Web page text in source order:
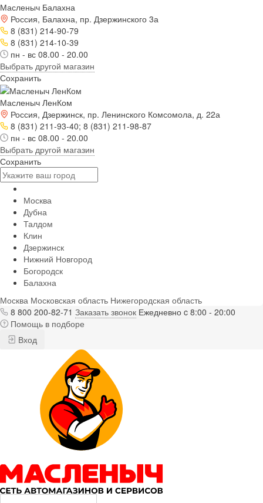
Масленыч Балахна
Россия, Балахна, пр. Дзержинского 3а
8 (831) 214-90-79
8 (831) 214-10-39
пн - вс 08.00 - 20.00
Выбрать другой магазин
Сохранить
Масленыч ЛенКом
Россия, Дзержинск, пр. Ленинского Комсомола, д. 22а
8 (831) 211-93-40; 8 (831) 211-98-87
пн - вс 08.00 - 20.00
Выбрать другой магазин
Сохранить
Москва
Дубна
Талдом
Клин
Дзержинск
Нижний Новгород
Богородск
Балахна
Москва Московская область Нижегородская область
8 800 200-82-71 Заказать звонок Ежедневно c 8:00 - 20:00
Помощь в подборе
Вход